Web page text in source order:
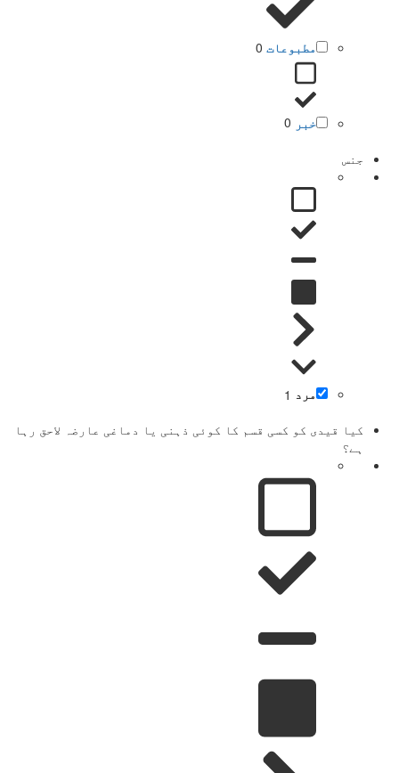
مطبوعات 0
خبر 0
جنس
مرد 1
کیا قیدی کو کسی قسم کا کوئی ذہنی یا دماغی عارضہ لاحق رہا
ہے؟